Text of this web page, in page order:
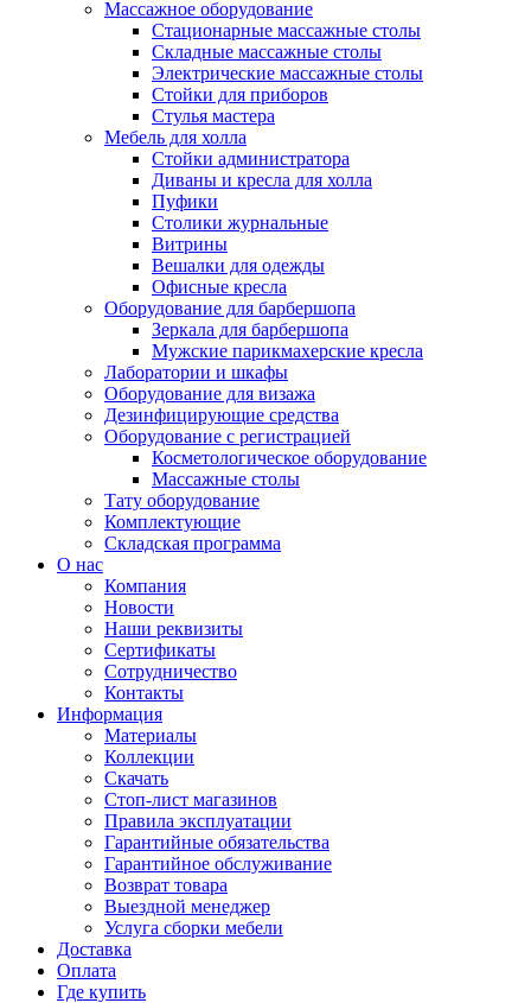
Массажное оборудование
Стационарные массажные столы
Складные массажные столы
Электрические массажные столы
Стойки для приборов
Стулья мастера
Мебель для холла
Стойки администратора
Диваны и кресла для холла
Пуфики
Столики журнальные
Витрины
Вешалки для одежды
Офисные кресла
Оборудование для барбершопа
Зеркала для барбершопа
Мужские парикмахерские кресла
Лаборатории и шкафы
Оборудование для визажа
Дезинфицирующие средства
Оборудование с регистрацией
Косметологическое оборудование
Массажные столы
Тату оборудование
Комплектующие
Складская программа
О нас
Компания
Новости
Наши реквизиты
Сертификаты
Сотрудничество
Контакты
Информация
Материалы
Коллекции
Скачать
Стоп-лист магазинов
Правила эксплуатации
Гарантийные обязательства
Гарантийное обслуживание
Возврат товара
Выездной менеджер
Услуга сборки мебели
Доставка
Оплата
Где купить